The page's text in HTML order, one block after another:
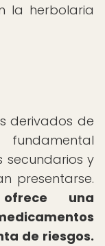
la herbolaria
derivados de
secundarios y
presentarse.
una
de riesgos.